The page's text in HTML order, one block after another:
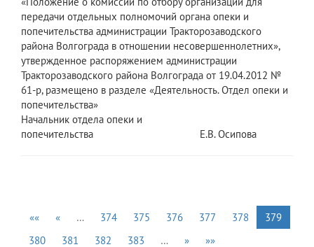
передачи отдельных полномочий органа опеки и
попечительства администрации Тракторозаводского
района Волгограда в отношении несовершеннолетних»,
утвержденное распоряжением администрации
Тракторозаводского района Волгограда от 19.04.2012 №
61-р, размещено в разделе «Деятельность. Отдел опеки и
попечительства»
Начальник отдела опеки и
попечительства Е.В. Осипова
«« « … 374 375 376 377 378
379
380
381 382 383 … » »»